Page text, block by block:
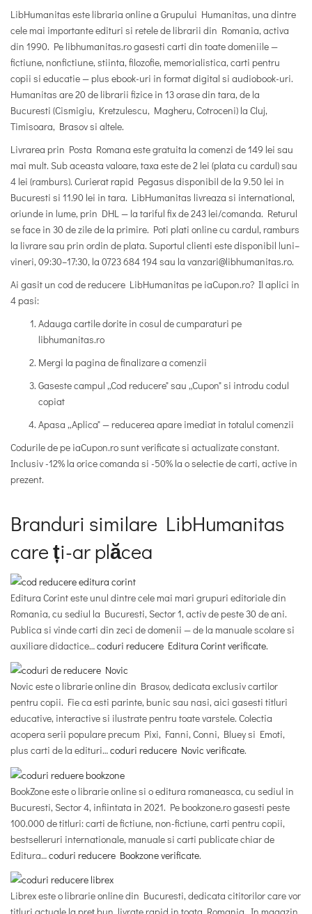
LibHumanitas este libraria online a Grupului Humanitas, una dintre
cele mai importante edituri si retele de librarii din Romania, activa
din 1990. Pe libhumanitas.ro gasesti carti din toate domeniile —
fictiune, nonfictiune, stiinta, filozofie, memorialistica, carti pentru
copii si educatie — plus ebook-uri in format digital si audiobook-uri.
Humanitas are 20 de librarii fizice in 13 orase din tara, de la
Bucuresti (Cismigiu, Kretzulescu, Magheru, Cotroceni) la Cluj,
Timisoara, Brasov si altele.
Livrarea prin Posta Romana este gratuita la comenzi de 149 lei sau
mai mult. Sub aceasta valoare, taxa este de 2 lei (plata cu cardul) sau
4 lei (ramburs). Curierat rapid Pegasus disponibil de la 9.50 lei in
Bucuresti si 11.90 lei in tara. LibHumanitas livreaza si international,
oriunde in lume, prin DHL — la tariful fix de 243 lei/comanda. Returul
se face in 30 de zile de la primire. Poti plati online cu cardul, ramburs
la livrare sau prin ordin de plata. Suportul clienti este disponibil luni–
vineri, 09:30–17:30, la 0723 684 194 sau la vanzari@libhumanitas.ro.
Ai gasit un cod de reducere LibHumanitas pe iaCupon.ro? Il aplici in
4 pasi:
Adauga cartile dorite in cosul de cumparaturi pe
libhumanitas.ro
Mergi la pagina de finalizare a comenzii
Gaseste campul „Cod reducere" sau „Cupon" si introdu codul
copiat
Apasa „Aplica" — reducerea apare imediat in totalul comenzii
Codurile de pe iaCupon.ro sunt verificate si actualizate constant.
Inclusiv -12% la orice comanda si -50% la o selectie de carti, active in
prezent.
Branduri similare LibHumanitas
care ți-ar plăcea
Editura Corint este unul dintre cele mai mari grupuri editoriale din
Romania, cu sediul la Bucuresti, Sector 1, activ de peste 30 de ani.
Publica si vinde carti din zeci de domenii — de la manuale scolare si
auxiliare didactice…coduri reducere Editura Corint verificate.
Novic este o librarie online din Brasov, dedicata exclusiv cartilor
pentru copii. Fie ca esti parinte, bunic sau nasi, aici gasesti titluri
educative, interactive si ilustrate pentru toate varstele. Colectia
acopera serii populare precum Pixi, Fanni, Conni, Bluey si Emoti,
plus carti de la edituri…coduri reducere Novic verificate.
BookZone este o librarie online si o editura romaneasca, cu sediul in
Bucuresti, Sector 4, infiintata in 2021. Pe bookzone.ro gasesti peste
100.000 de titluri: carti de fictiune, non-fictiune, carti pentru copii,
bestselleruri internationale, manuale si carti publicate chiar de
Editura…coduri reducere Bookzone verificate.
Librex este o librarie online din Bucuresti, dedicata cititorilor care vor